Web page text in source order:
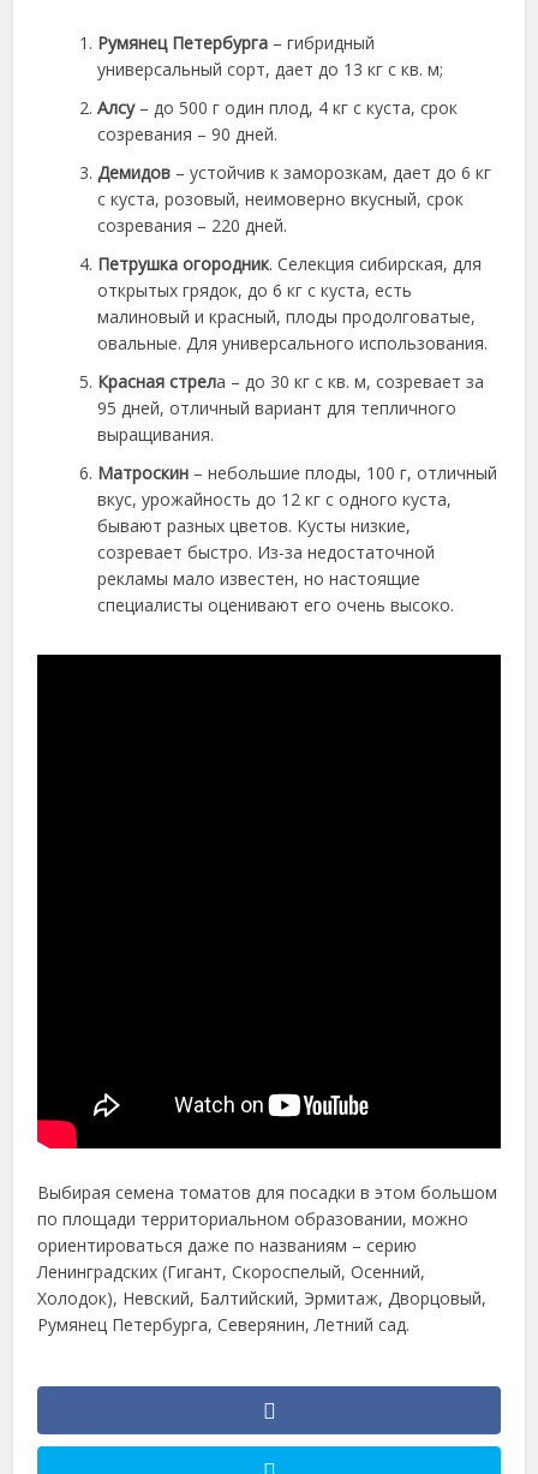
Румянец Петербурга – гибридный
универсальный сорт, дает до 13 кг с кв. м;
Алсу– до 500 г один плод, 4 кг с куста, срок
созревания – 90 дней.
Демидов – устойчив к заморозкам, дает до 6 кг
с куста, розовый, неимоверно вкусный, срок
созревания – 220 дней.
Петрушка огородник. Селекция сибирская, для
открытых грядок, до 6 кг с куста, есть
малиновый и красный, плоды продолговатые,
овальные. Для универсального использования.
Красная стрела – до 30 кг с кв. м, созревает за
95 дней, отличный вариант для тепличного
выращивания.
Матроскин – небольшие плоды, 100 г, отличный
вкус, урожайность до 12 кг с одного куста,
бывают разных цветов. Кусты низкие,
созревает быстро. Из-за недостаточной
рекламы мало известен, но настоящие
специалисты оценивают его очень высоко.
Выбирая семена томатов для посадки в этом большом
по площади территориальном образовании, можно
ориентироваться даже по названиям – серию
Ленинградских (Гигант, Скороспелый, Осенний,
Холодок), Невский, Балтийский, Эрмитаж, Дворцовый,
Румянец Петербурга, Северянин, Летний сад.